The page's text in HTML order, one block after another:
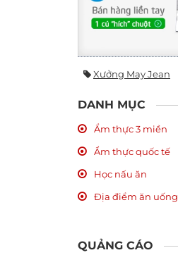
Xưởng May Jean
DANH MỤC
Ẩm thực 3 miền
Ẩm thực quốc tế
Học nấu ăn
Địa điểm ăn uống
QUẢNG CÁO